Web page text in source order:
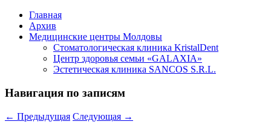
Главная
Архив
Медицинские центры Молдовы
Стоматологическая клиника KristalDent
Центр здоровья семьи «GALAXIA»
Эстетическая клиника SANCOS S.R.L.
Навигация по записям
← Предыдущая Следующая →